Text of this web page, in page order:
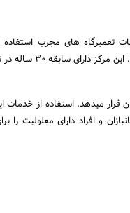
تعمیرگاه های مجرب
گیربکس تخصصی اقای اتومات گزینه
قرار میدهد. استفاده از خدمات
و افراد دارای معلولیت را